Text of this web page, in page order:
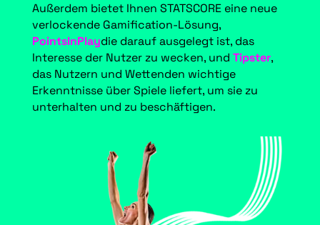
Außerdem bietet Ihnen STATSCORE eine neue
verlockende Gamification-Lösung,
PointsInPlaydie darauf ausgelegt ist, das
Interesse der Nutzer zu wecken, und Tipster,
das Nutzern und Wettenden wichtige
Erkenntnisse über Spiele liefert, um sie zu
unterhalten und zu beschäftigen.